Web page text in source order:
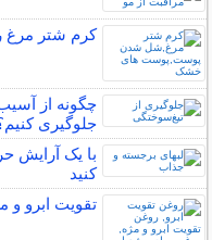
کرم شتر مرغ
چگونه از
جلوگیری
با یک آرایش
کنید
تقویت ابرو و